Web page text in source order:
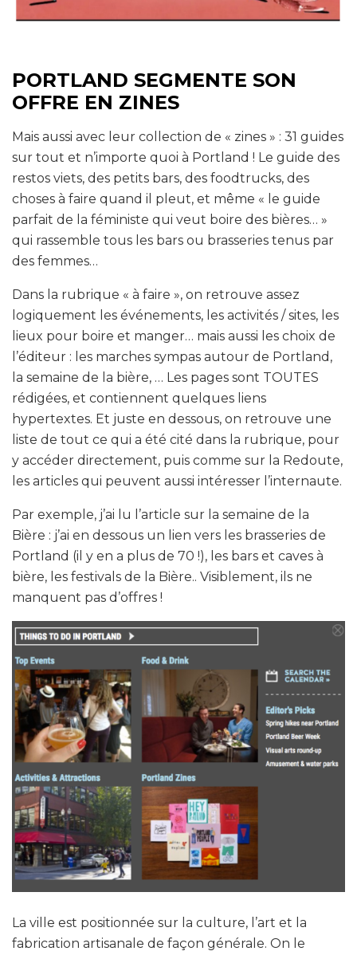
PORTLAND SEGMENTE SON
OFFRE EN ZINES
Mais aussi avec leur collection de « zines » : 31 guides
sur tout et n’importe quoi à Portland ! Le guide des
restos viets, des petits bars, des foodtrucks, des
choses à faire quand il pleut, et même « le guide
parfait de la féministe qui veut boire des bières… »
qui rassemble tous les bars ou brasseries tenus par
des femmes…
Dans la rubrique « à faire », on retrouve assez
logiquement les événements, les activités / sites, les
lieux pour boire et manger… mais aussi les choix de
l’éditeur : les marches sympas autour de Portland,
la semaine de la bière, … Les pages sont TOUTES
rédigées, et contiennent quelques liens
hypertextes. Et juste en dessous, on retrouve une
liste de tout ce qui a été cité dans la rubrique, pour
y accéder directement, puis comme sur la Redoute,
les articles qui peuvent aussi intéresser l’internaute.
Par exemple, j’ai lu l’article sur la semaine de la
Bière : j’ai en dessous un lien vers les brasseries de
Portland (il y en a plus de 70 !), les bars et caves à
bière, les festivals de la Bière.. Visiblement, ils ne
manquent pas d’offres !
La ville est positionnée sur la culture, l’art et la
fabrication artisanale de façon générale. On le